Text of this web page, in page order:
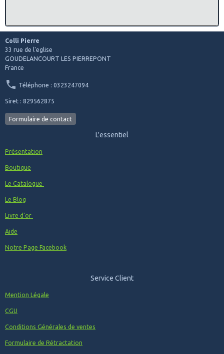
Colli Pierre
33 rue de l'eglise
GOUDELANCOURT LES PIERREPONT
France
Téléphone : 0323247094
Siret : 829562875
Formulaire de contact
L'essentiel
Présentation
Boutique
Le Catalogue
Le Blog
Livre d'or
Aide
Notre Page Facebook
Service Client
Mention Légale
CGU
Conditions Générales de ventes
Formulaire de Rétractation